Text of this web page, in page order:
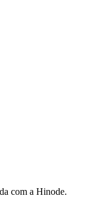
com a Hinode.